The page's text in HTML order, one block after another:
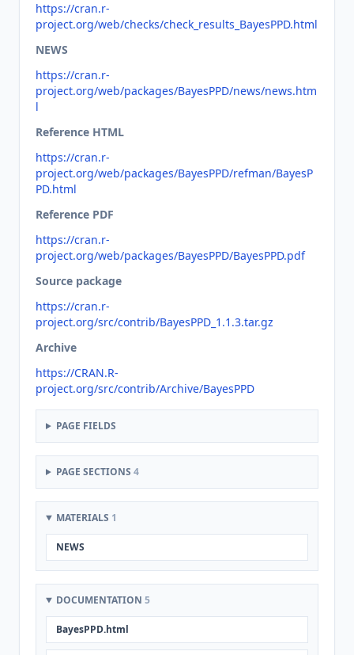
https://cran.r-
project.org/web/checks/check_results_BayesPPD.html
NEWS
https://cran.r-
project.org/web/packages/BayesPPD/news/news.htm
l
Reference HTML
https://cran.r-
project.org/web/packages/BayesPPD/refman/BayesP
PD.html
Reference PDF
https://cran.r-
project.org/web/packages/BayesPPD/BayesPPD.pdf
Source package
https://cran.r-
project.org/src/contrib/BayesPPD_1.1.3.tar.gz
Archive
https://CRAN.R-
project.org/src/contrib/Archive/BayesPPD
PAGE FIELDS
PAGE SECTIONS 4
MATERIALS 1
NEWS
DOCUMENTATION 5
BayesPPD.html